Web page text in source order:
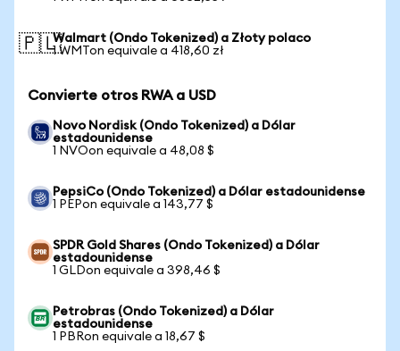
🇵🇱Walmart (Ondo Tokenized) a Złoty polaco
1 WMTon equivale a 418,60 zł
Convierte otros RWA a USD
Novo Nordisk (Ondo Tokenized) a Dólar
estadounidense
1 NVOon equivale a 48,08 $
PepsiCo (Ondo Tokenized) a Dólar estadounidense
1 PEPon equivale a 143,77 $
SPDR Gold Shares (Ondo Tokenized) a Dólar
estadounidense
1 GLDon equivale a 398,46 $
Petrobras (Ondo Tokenized) a Dólar
estadounidense
1 PBRon equivale a 18,67 $